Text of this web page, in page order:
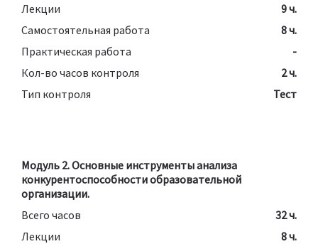
Лекции
9 ч.
Самостоятельная работа
8 ч.
Практическая работа
-
Кол-во часов контроля
2 ч.
Тип контроля
Тест
Модуль 2. Основные инструменты анализа
конкурентоспособности образовательной
организации.
Всего часов
32 ч.
Лекции
8 ч.